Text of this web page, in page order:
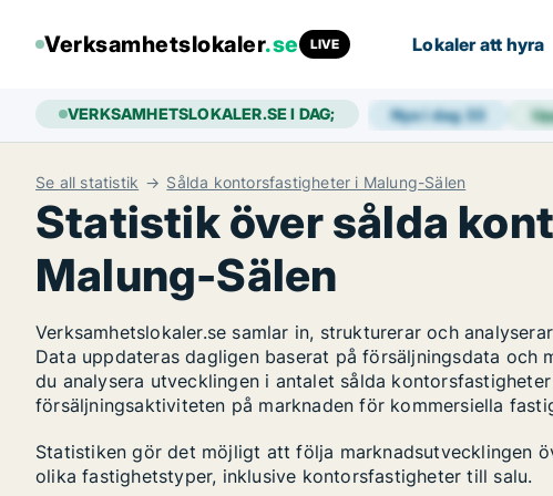
Verksamhetslokaler.se LIVE Lokaler att hyra
VERKSAMHETSLOKALER.SE I DAG; Nya i dag33
Se all statistik Sålda kontorsfastigheter i Malung-Sälen
Statistik över sålda
Malung-Sälen
Verksamhetslokaler.se samlar in, strukturerar och
Data uppdateras dagligen baserat på försäljningsdata och
du analysera utvecklingen i antalet sålda
försäljningsaktiviteten på marknaden för kommersiella
Statistiken gör det möjligt att följa marknadsutvecklingen
olika fastighetstyper, inklusive kontorsfastigheter till salu.